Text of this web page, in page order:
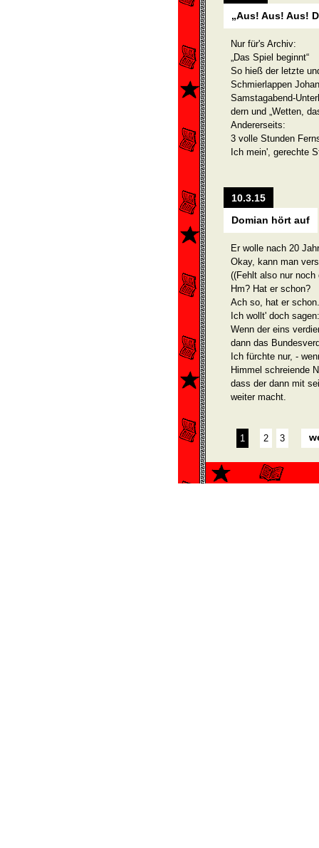
„Aus! Aus! Aus!
Nur für's Archiv:
„Das Spiel beginnt“
So hieß der letzte
Schmierlappen
Samstagabend-
dern und „Wetten,
Andererseits:
3 volle Stunden
Ich mein', gerechte
10.3.15
Domian hört auf
Er wolle nach 20
Okay, kann man
((Fehlt also nur
Hm? Hat er schon?
Ach so, hat er schon.
Ich wollt' doch sagen:
Wenn der eins
dann das
Ich fürchte nur, -
Himmel schreiende
dass der dann mit
weiter macht.
1 2 3